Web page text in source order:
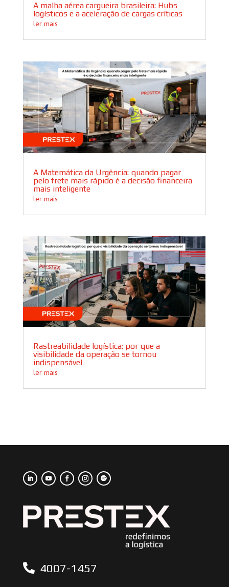
A malha aérea cargueira brasileira: Hubs
logísticos e a aceleração de cargas críticas
ler mais
A Matemática da Urgência: quando pagar
pelo frete mais rápido é a decisão financeira
mais inteligente
ler mais
Rastreabilidade logística: por que a
visibilidade da operação se tornou
indispensável
ler mais
4007-1457